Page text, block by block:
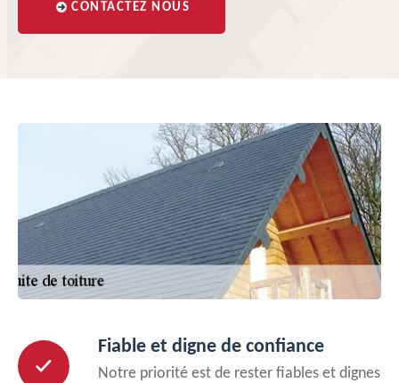
CONTACTEZ NOUS
Fiable et digne de confiance
Notre priorité est de rester fiables et dignes